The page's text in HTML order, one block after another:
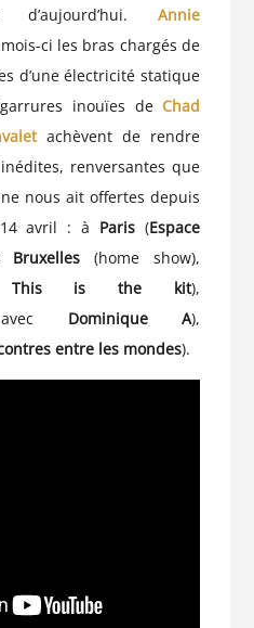
d’aujourd’hui.Annie
ci les bras chargés de
d’une électricité statique
inouïes deChad
achèvent de rendre
renversantes que
nous ait offertes depuis
avril : à Paris (Espace
Bruxelles (home show),
This is the kit),
avec Dominique A),
entre les mondes).